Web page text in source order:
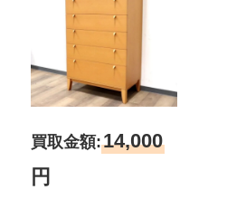
買取金額:14,000
円